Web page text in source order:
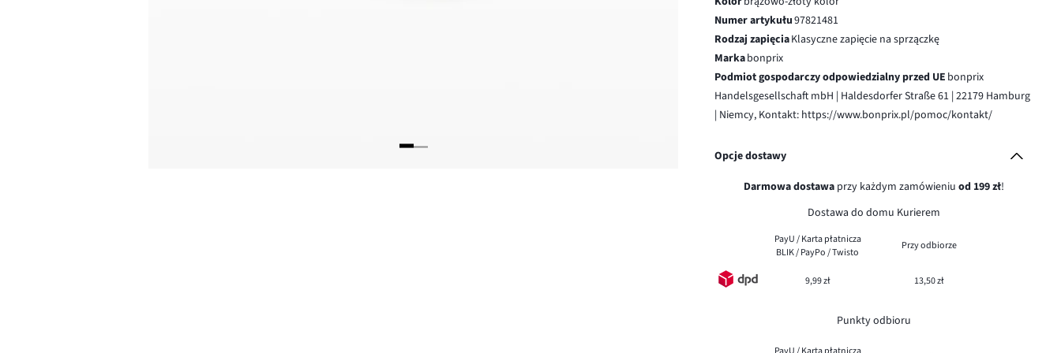
Numer artykułu97821481
Rodzaj zapięciaKlasyczne zapięcie na sprzączkę
Markabonprix
Podmiot gospodarczy odpowiedzialny przed UE bonprix
Handelsgesellschaft mbH | Haldesdorfer Straße 61 | 22179 Hamburg
| Niemcy, Kontakt: https://www.bonprix.pl/pomoc/kontakt/
Opcje dostawy
Darmowa dostawaprzy każdym zamówieniu od 199 zł!
Dostawa do domu Kurierem
PayU / Karta płatnicza
BLIK / PayPo / Twisto
Przy odbiorze
9,99 zł 13,50 zł
Punkty odbioru